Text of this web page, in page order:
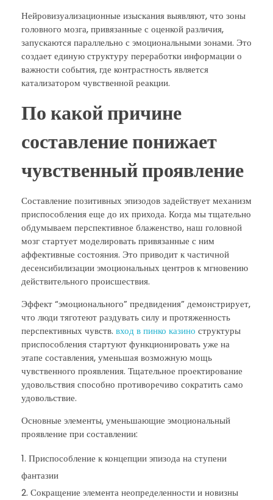
Нейровизуализационные изыскания выявляют, что зоны
головного мозга, привязанные с оценкой различия,
запускаются параллельно с эмоциональными зонами. Это
создает единую структуру переработки информации о
важности события, где контрастность является
катализатором чувственной реакции.
По какой причине
составление понижает
чувственный проявление
Составление позитивных эпизодов задействует механизм
приспособления еще до их прихода. Когда мы тщательно
обдумываем перспективное блаженство, наш головной
мозг стартует моделировать привязанные с ним
аффективные состояния. Это приводит к частичной
десенсибилизации эмоциональных центров к мгновению
действительного происшествия.
Эффект “эмоционального” предвидения” демонстрирует,
что люди тяготеют раздувать силу и протяженность
перспективных чувств. вход в пинко казино структуры
приспособления стартуют функционировать уже на
этапе составления, уменьшая возможную мощь
чувственного проявления. Тщательное проектирование
удовольствия способно противоречиво сократить само
удовольствие.
Основные элементы, уменьшающие эмоциональный
проявление при составлении:
Приспособление к концепции эпизода на ступени
фантазии
Сокращение элемента неопределенности и новизны